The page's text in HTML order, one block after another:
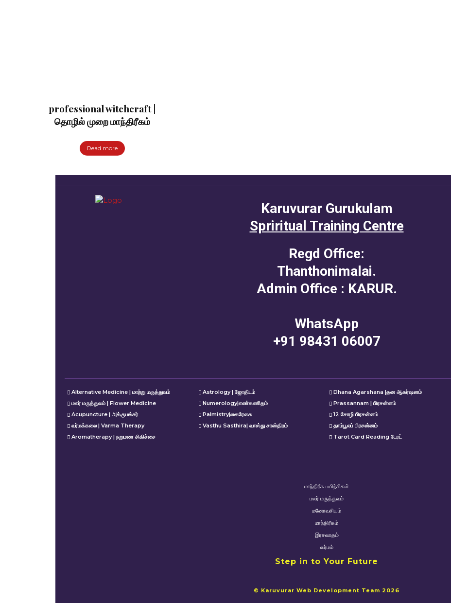
professional witchcraft |
தொழில் முறை மாந்திரீகம்
Read more
Karuvurar Gurukulam
Spriritual Training Centre
Regd Office:
Thanthonimalai.
Admin Office : KARUR.
WhatsApp
+91 98431 06007
Alternative Medicine | மாற்று மருத்துவம்
மலர் மருத்துவம் | Flower Medicine
Acupuncture | அக்குபங்சர்
வர்மக்கலை | Varma Therapy
Aromatherapy | நறுமண சிகிச்சை
Astrology | ஜோதிடம்
Numerology|எண்கணிதம்
Palmistry|கைரேகை
Vasthu Sasthira| வாஸ்து சாஸ்திரம்
Dhana Agarshana |தன ஆகர்ஷனம்
Prassannam | பிரசன்னம்
12 சோழி பிரசன்னம்
தாம்பூலப் பிரசன்னம்
Tarot Card Reading டேரட்
மாந்திரீக பயிற்சிகள்
மலர் மருத்துவம்
மனோவசியம்
மாந்திரீகம்
இரசவாதம்
வர்மம்
Step in to Your Future
© Karuvurar Web Development Team 2026